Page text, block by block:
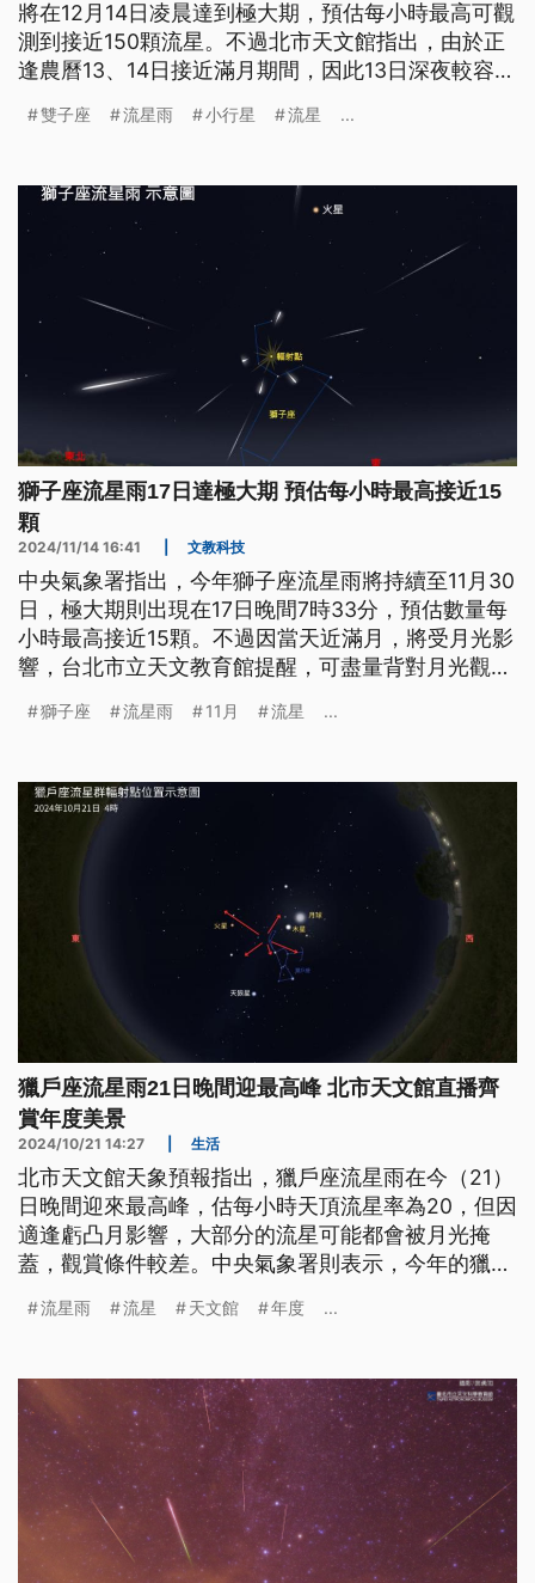
將在12月14日凌晨達到極大期，預估每小時最高可觀
測到接近150顆流星。不過北市天文館指出，由於正
逢農曆13、14日接近滿月期間，因此13日深夜較容易
西沉後，較易觀賞到數量較多的流星。
雙子座 流星雨 小行星 流星 ...
獅子座流星雨17日達極大期 預估每小時最高接近15
顆
2024/11/14 16:41 文教科技
中央氣象署指出，今年獅子座流星雨將持續至11月30
日，極大期則出現在17日晚間7時33分，預估數量每
小時最高接近15顆。不過因當天近滿月，將受月光影
響，台北市立天文教育館提醒，可盡量背對月光觀
域。
獅子座 流星雨 11月 流星 ...
獵戶座流星雨21日晚間迎最高峰 北市天文館直播齊
賞年度美景
2024/10/21 14:27 生活
北市天文館天象預報指出，獵戶座流星雨在今（21）
日晚間迎來最高峰，估每小時天頂流星率為20，但因
適逢虧凸月影響，大部分的流星可能都會被月光掩
蓋，觀賞條件較差。中央氣象署則表示，今年的獵戶
較少處欣賞天文美景外，也可透過北市天文館直播線
流星雨 流星 天文館 年度 ...